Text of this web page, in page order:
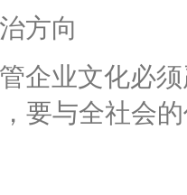
方向
企业文化必
要与全社会